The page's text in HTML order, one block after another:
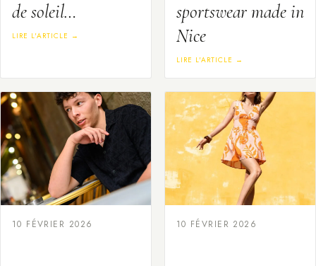
de soleil…
LIRE L'ARTICLE →
sportswear made in
Nice
LIRE L'ARTICLE →
10 FÉVRIER 2026 10 FÉVRIER 2026